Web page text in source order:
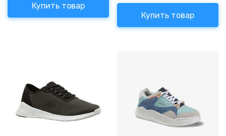
Купить товар
Купить товар